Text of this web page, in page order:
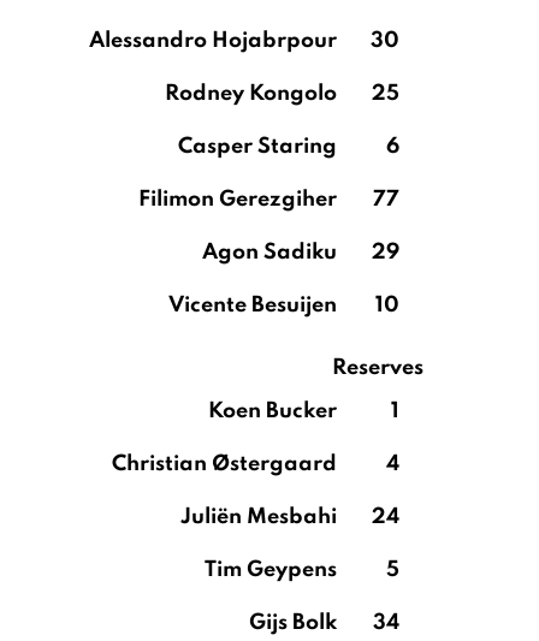
Alessandro Hojabrpour 30
Rodney Kongolo 25
Casper Staring 6
Filimon Gerezgiher 77
Agon Sadiku 29
Vicente Besuijen 10
Reserves
Koen Bucker
1
Christian Østergaard 4
Juliën Mesbahi 24
Tim Geypens 5
Gijs Bolk 34